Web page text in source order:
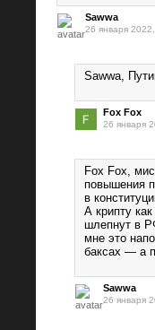
Sawwa
26 января
Sawwa,
Fox Fox
26 января
Fox Fox,
повышения
в
А крипту
шлепнут в
мне это
баксах — а
Sawwa
26 января